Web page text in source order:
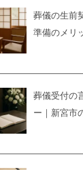
葬儀の生前
準備のメリ
葬儀受付の
ー｜新宮市